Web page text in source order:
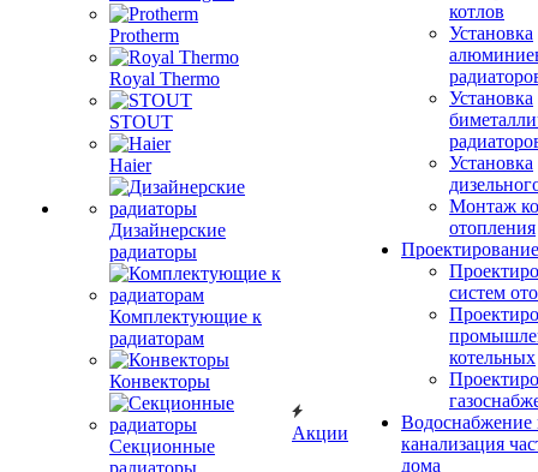
Protherm
Royal Thermo
STOUT
Haier
Дизайнерские
радиаторы
Комплектующие к
радиаторам
Конвекторы
Секционные
радиаторы
Акции
котлов
Установка
Установка
Установка
Монтаж
отопления
Проектирование
систем
котельных
Водоснабжение
канализация
дома